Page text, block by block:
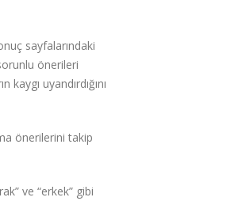
sayfalarındaki
önerileri
uyandırdığını
önerilerini takip
ve “erkek” gibi